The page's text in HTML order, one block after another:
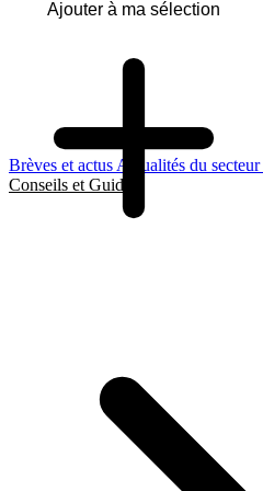
Brèves et actus Actualités du secteur
Conseils et Guides
Ajouter à ma sélection